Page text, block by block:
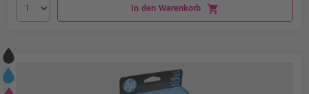
In den Warenkorb shopping_cart